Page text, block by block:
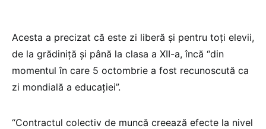
Acesta a precizat că este zi liberă și pentru toți elevii,
de la grădiniță și până la clasa a XII-a, încă “din
momentul în care 5 octombrie a fost recunoscută ca
zi mondială a educației”.
“Contractul colectiv de muncă creează efecte la nivel